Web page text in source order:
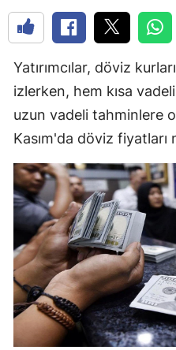
Yatırımcılar, döviz
izlerken, hem kısa
uzun vadeli tahminlere
Kasım'da döviz fiyatları